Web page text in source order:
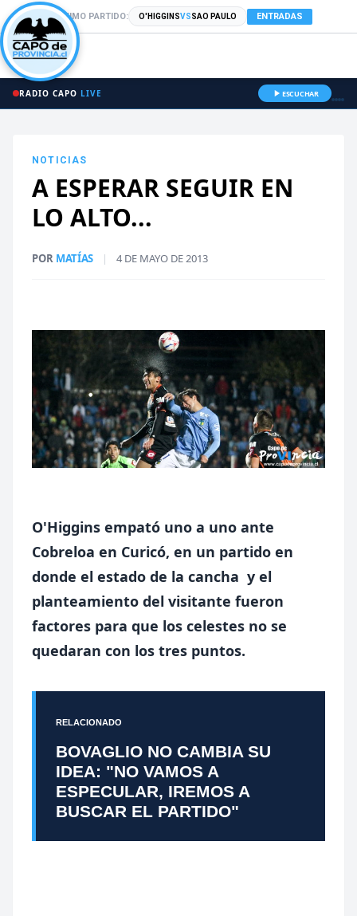
PRÓXIMO PARTIDO: O'HIGGINSVSSAO PAULO ENTRADAS
RADIO CAPO LIVE ESCUCHAR
NOTICIAS
A ESPERAR SEGUIR EN
LO ALTO...
POR MATÍAS | 4 DE MAYO DE 2013
O'Higgins empató uno a uno ante
Cobreloa en Curicó, en un partido en
donde el estado de la cancha y el
planteamiento del visitante fueron
factores para que los celestes no se
quedaran con los tres puntos.
RELACIONADO
BOVAGLIO NO CAMBIA SU
IDEA: "NO VAMOS A
ESPECULAR, IREMOS A
BUSCAR EL PARTIDO"